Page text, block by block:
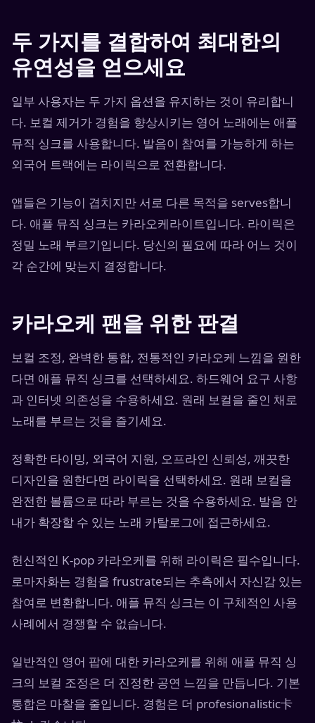
두 가지를 결합하여 최대한의
유연성을 얻으세요
일부 사용자는 두 가지 옵션을 유지하는 것이 유리합니
다. 보컬 제거가 경험을 향상시키는 영어 노래에는 애플
뮤직 싱크를 사용합니다. 발음이 참여를 가능하게 하는
외국어 트랙에는 라이릭으로 전환합니다.
앱들은 기능이 겹치지만 서로 다른 목적을 serves합니
다. 애플 뮤직 싱크는 카라오케라이트입니다. 라이릭은
정밀 노래 부르기입니다. 당신의 필요에 따라 어느 것이
각 순간에 맞는지 결정합니다.
카라오케 팬을 위한 판결
보컬 조정, 완벽한 통합, 전통적인 카라오케 느낌을 원한
다면 애플 뮤직 싱크를 선택하세요. 하드웨어 요구 사항
과 인터넷 의존성을 수용하세요. 원래 보컬을 줄인 채로
노래를 부르는 것을 즐기세요.
정확한 타이밍, 외국어 지원, 오프라인 신뢰성, 깨끗한
디자인을 원한다면 라이릭을 선택하세요. 원래 보컬을
완전한 볼륨으로 따라 부르는 것을 수용하세요. 발음 안
내가 확장할 수 있는 노래 카탈로그에 접근하세요.
헌신적인 K-pop 카라오케를 위해 라이릭은 필수입니다.
로마자화는 경험을 frustrate되는 추측에서 자신감 있는
참여로 변환합니다. 애플 뮤직 싱크는 이 구체적인 사용
사례에서 경쟁할 수 없습니다.
일반적인 영어 팝에 대한 카라오케를 위해 애플 뮤직 싱
크의 보컬 조정은 더 진정한 공연 느낌을 만듭니다. 기본
통합은 마찰을 줄입니다. 경험은 더 profesionalistic卡